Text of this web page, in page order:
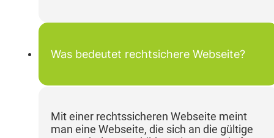
Was bedeutet rechtsichere Webseite?
Mit einer rechtssicheren Webseite meint
man eine Webseite, die sich an die gültige